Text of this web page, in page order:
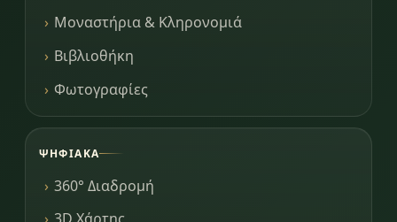
Μοναστήρια & Κληρονομιά
Βιβλιοθήκη
Φωτογραφίες
ΨΗΦΙΑΚΆ
360° Διαδρομή